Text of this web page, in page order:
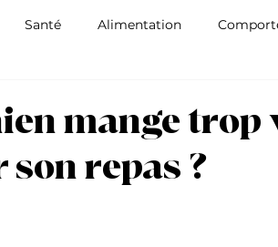
Santé Alimentation
mange trop
repas ?